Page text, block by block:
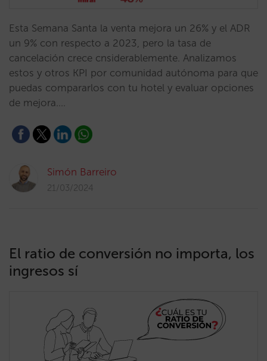
Esta Semana Santa la venta mejora un 26% y el ADR
un 9% con respecto a 2023, pero la tasa de
cancelación crece cnsiderablemente. Analizamos
estos y otros KPI por comunidad autónoma para que
puedas compararlos con tu hotel y evaluar opciones
de mejora.…
Simón Barreiro
21/03/2024
El ratio de conversión no importa, los
ingresos sí